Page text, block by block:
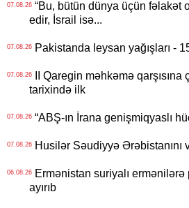
07.08.26“Bu, bütün dünya üçün fəlakət
edir, İsrail isə...
07.08.26Pakistanda leysan yağışları -
07.08.26II Qaregin məhkəmə qarşısına
tarixində ilk
07.08.26“ABŞ-ın İrana genişmiqyaslı
07.08.26Husilər Səudiyyə Ərəbistanını
06.08.26Ermənistan suriyalı ermənilərə
ayırıb